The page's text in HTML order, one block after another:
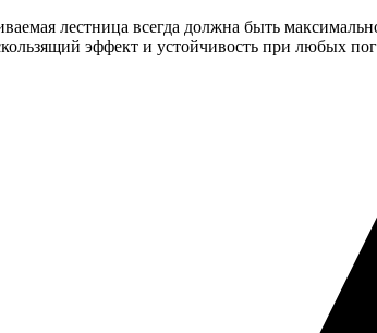
лестница всегда должна быть
эффект и устойчивость при любых